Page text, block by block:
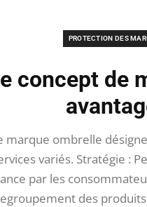
PROTECTION DES
concept de
marque ombrelle
variés. Stratégie :
par les
des